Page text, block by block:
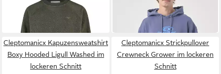
90,00 €
geschnitten
UVP99,90 €
Cleptomanicx Kapuzensweatshirt
Boxy Hooded Ligull Washed im
lockeren Schnitt
Cleptomanicx Strickpullover
Crewneck Grower im lockeren
Schnitt